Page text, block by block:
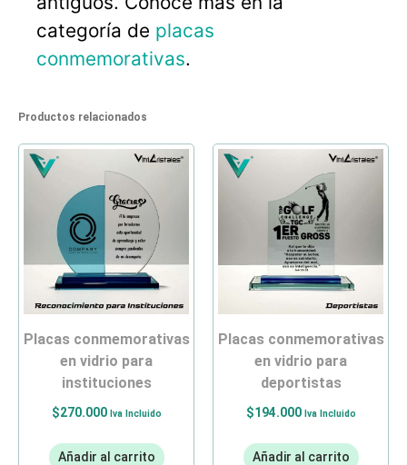
categoría de placas
conmemorativas.
Productos relacionados
placas conmemorativas
en vidrio para
instituciones
$270.000 Iva Incluido
Añadir al carrito
placas conmemorativas
en vidrio para
deportistas
$194.000 Iva Incluido
Añadir al carrito